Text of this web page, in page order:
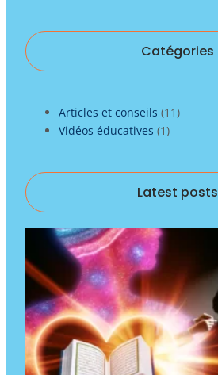
Catégories
Articles et conseils (11)
Vidéos éducatives (1)
Latest posts